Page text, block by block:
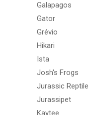
Galapagos
Gator
Grévio
Hikari
Ista
Josh's Frogs
Jurassic Reptile
Jurassipet
Kaytee